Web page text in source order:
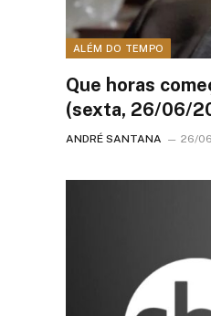
ALÉM DO TEMPO
Que horas
(sexta, 26/06/
ANDRÉ SANTANA 26/